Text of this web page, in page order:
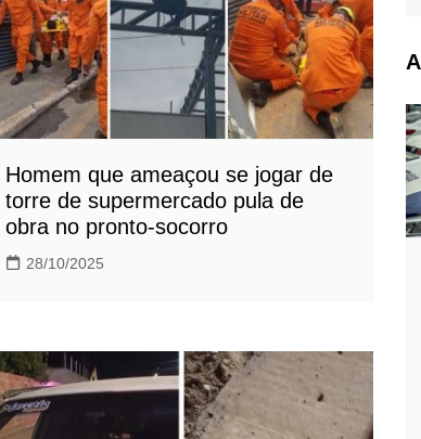
Homem que ameaçou se jogar de
torre de supermercado pula de
obra no pronto-socorro
28/10/2025